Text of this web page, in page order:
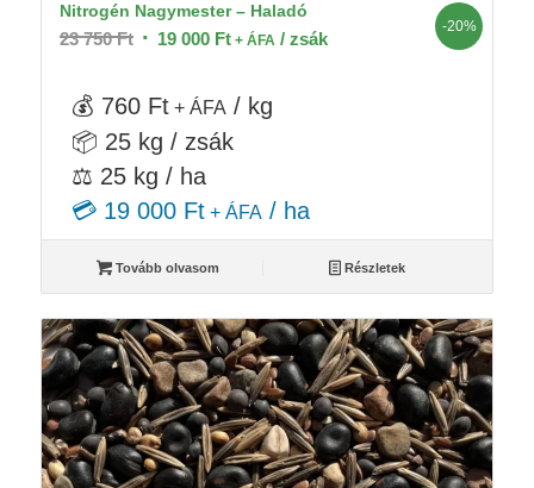
Nitrogén Nagymester – Haladó
23 750Ft Original
23
750 Ft.
19 000 FtCurrent
19
000 Ft.
+ ÁFA / zsák
-20%
💰 760 Ft+ ÁFA / kg
📦 25 kg / zsák
⚖️ 25 kg / ha
💳 19 000 Ft+ ÁFA/ ha
Tovább olvasom Részletek